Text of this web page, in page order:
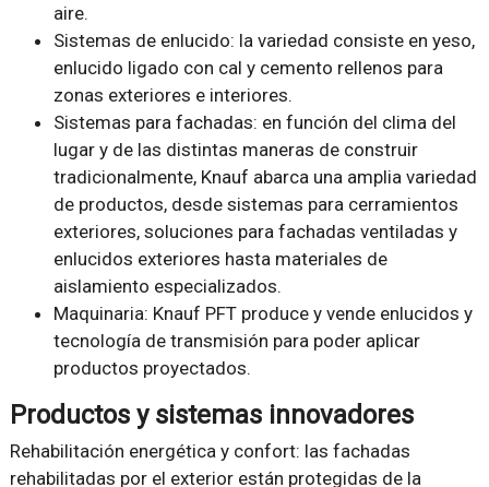
aire.
Sistemas de enlucido: la variedad consiste en yeso,
enlucido ligado con cal y cemento rellenos para
zonas exteriores e interiores.
Sistemas para fachadas: en función del clima del
lugar y de las distintas maneras de construir
tradicionalmente, Knauf abarca una amplia variedad
de productos, desde sistemas para cerramientos
exteriores, soluciones para fachadas ventiladas y
enlucidos exteriores hasta materiales de
aislamiento especializados.
Maquinaria: Knauf PFT produce y vende enlucidos y
tecnología de transmisión para poder aplicar
productos proyectados.
Productos y sistemas innovadores
Rehabilitación energética y confort: las fachadas
rehabilitadas por el exterior están protegidas de la